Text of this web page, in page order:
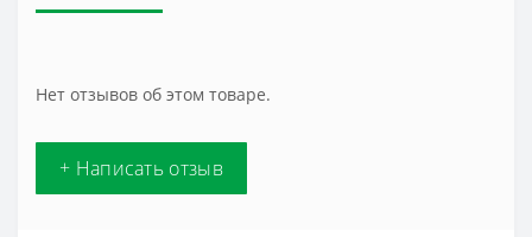
Нет отзывов об этом товаре.
+ Написать отзыв